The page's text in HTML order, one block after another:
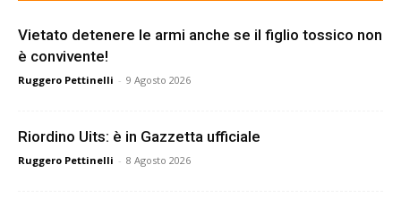
Vietato detenere le armi anche se il figlio tossico non
è convivente!
Ruggero Pettinelli - 9 Agosto 2026
Riordino Uits: è in Gazzetta ufficiale
Ruggero Pettinelli - 8 Agosto 2026